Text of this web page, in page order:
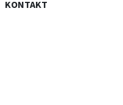
KONTAKT